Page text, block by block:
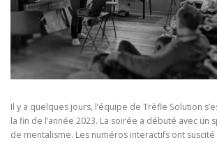
Il y a quelques jours, l’équipe de Trèfle Solution
la fin de l’année 2023. La soirée a débuté avec un
de mentalisme. Les numéros interactifs ont suscité